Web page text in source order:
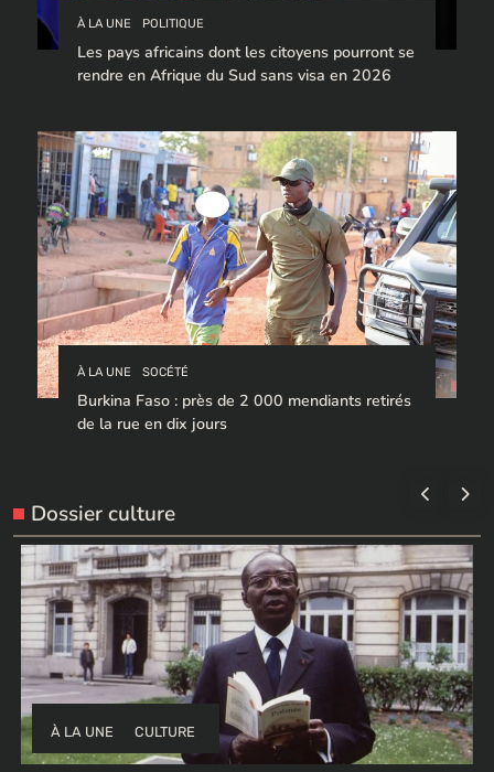
À LA UNE POLITIQUE
Les pays africains dont les citoyens pourront se
rendre en Afrique du Sud sans visa en 2026
À LA UNE SOCÉTÉ
Burkina Faso : près de 2 000 mendiants retirés
de la rue en dix jours
Dossier culture
À LA UNE CULTURE